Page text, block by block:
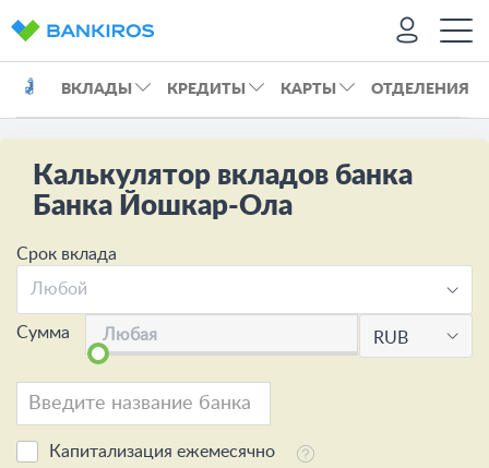
ВКЛАДЫ КРЕДИТЫ КАРТЫ ОТДЕЛЕНИЯ
Калькулятор вкладов банка
Банка Йошкар-Ола
Срок вклада
Любой
Сумма RUB
Капитализация ежемесячно